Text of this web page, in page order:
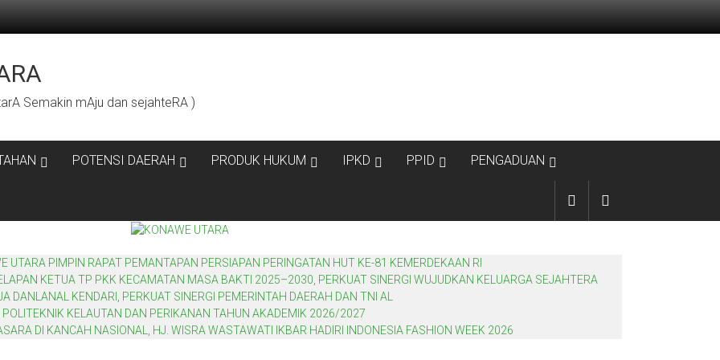
Semakin mAju dan sejahteRA )
POTENSI DAERAH PRODUK HUKUM IPKD PPID PENGADUAN
UTARA PIMPIN RAPAT PEMANTAPAN PERSIAPAN PERINGATAN HUT KE-81 KEMERDEKAAN RI
KETUA TP PKK KECAMATAN MASA BAKTI 2025–2030, PERKUAT SINERGI WUJUDKAN KELUARGA SEJAHTERA
DANLANAL KENDARI, PERKUAT SINERGI PEMERINTAH DAERAH DAN TNI AL
KELAUTAN DAN PERIKANAN TAHUN AKADEMIK 2026/2027
DI KANCAH NASIONAL, HJ. WISRA WASTAWATI IKBAR HADIRI INDONESIA FASHION WEEK 2026